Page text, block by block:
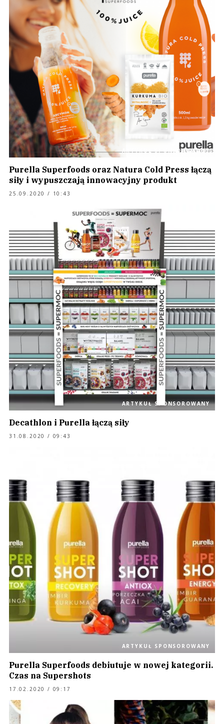
ARTYKUŁ SPONSOROWANY
Purella Superfoods oraz Natura Cold Press łączą
siły i wypuszczają innowacyjny produkt
25.09.2020 / 10:43
ARTYKUŁ SPONSOROWANY
Decathlon i Purella łączą siły
31.08.2020 / 09:43
ARTYKUŁ SPONSOROWANY
Purella Superfoods debiutuje w nowej kategorii.
Czas na Supershots
17.02.2020 / 09:17